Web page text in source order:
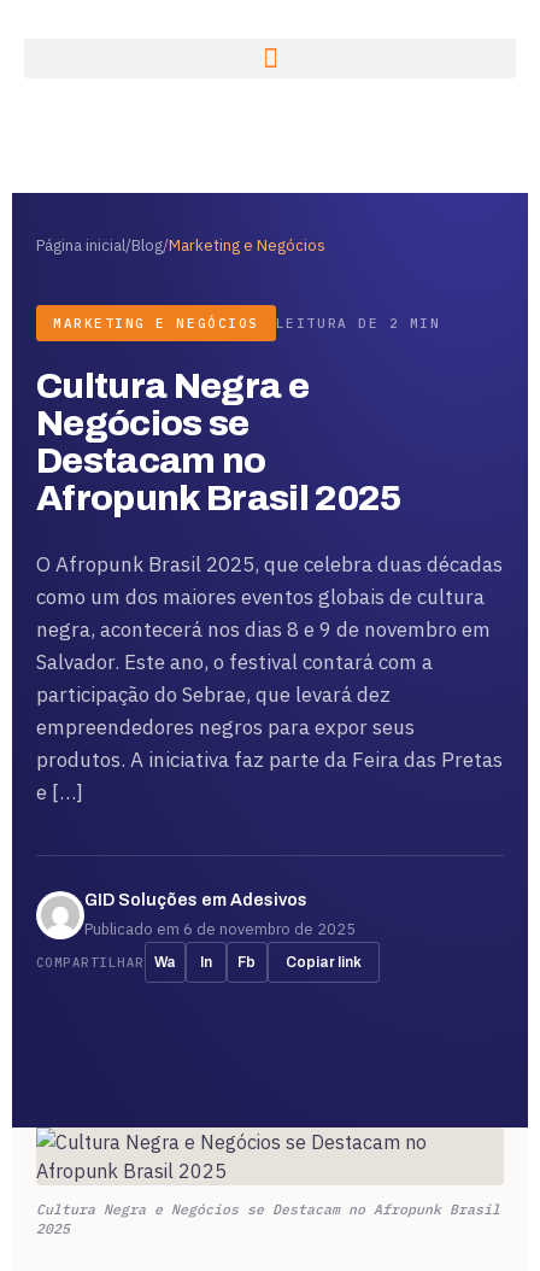
Página inicial/Blog/Marketing e Negócios
MARKETING E NEGÓCIOS LEITURA DE 2 MIN
Cultura Negra e
Negócios se
Destacam no
Afropunk Brasil 2025
O Afropunk Brasil 2025, que celebra duas décadas
como um dos maiores eventos globais de cultura
negra, acontecerá nos dias 8 e 9 de novembro em
Salvador. Este ano, o festival contará com a
participação do Sebrae, que levará dez
empreendedores negros para expor seus
produtos. A iniciativa faz parte da Feira das Pretas
e […]
GID Soluções em Adesivos
Publicado em 6 de novembro de 2025
COMPARTILHAR Wa In Fb Copiar link
Cultura Negra e Negócios se Destacam no Afropunk Brasil
2025